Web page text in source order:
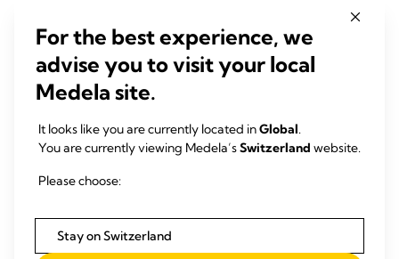
Postleitzahl*
Stadt*
Land*
For the best experience, we
advise you to visit your local
Medela site.
It looks like you are currently located inGlobal.
You are currently viewing Medela’sSwitzerland website.
Please choose:
Stay on Switzerland